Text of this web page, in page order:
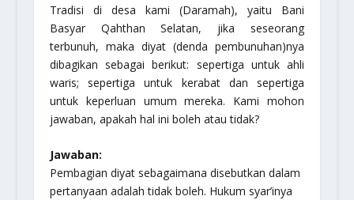
Tradisi di desa kami (Daramah), yaitu Bani
Basyar Qahthan Selatan, jika seseorang
terbunuh, maka diyat (denda pembunuhan)nya
dibagikan sebagai berikut: sepertiga untuk ahli
waris; sepertiga untuk kerabat dan sepertiga
untuk keperluan umum mereka. Kami mohon
jawaban, apakah hal ini boleh atau tidak?
Jawaban:
Pembagian diyat sebagaimana disebutkan dalam
pertanyaan adalah tidak boleh. Hukum syar’inya